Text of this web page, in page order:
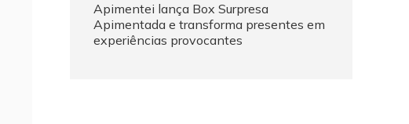
Apimentei lança Box Surpresa
Apimentada e transforma presentes em
experiências provocantes